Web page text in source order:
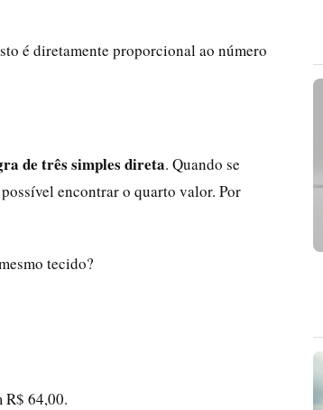
é diretamente proporcional ao número
de três simples direta. Quando se
encontrar o quarto valor. Por
tecido?
64,00.